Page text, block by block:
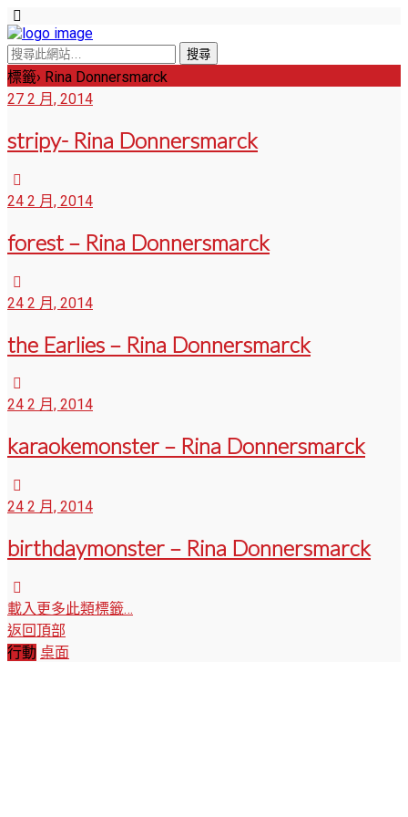
標籤› Rina Donnersmarck
27 2 月, 2014
stripy- Rina Donnersmarck
24 2 月, 2014
forest – Rina Donnersmarck
24 2 月, 2014
the Earlies – Rina Donnersmarck
24 2 月, 2014
karaokemonster – Rina Donnersmarck
24 2 月, 2014
birthdaymonster – Rina Donnersmarck
載入更多此類標籤…
返回頂部
行動 桌面